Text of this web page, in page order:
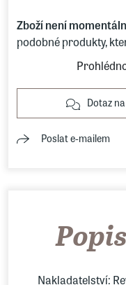
Zboží není
podobné produkty,
Dotaz
Poslat e-mailem
Nakladatelství: